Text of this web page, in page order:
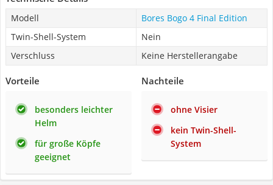
Modell
Bores Bogo 4 Final Edition
Twin-Shell-System
Nein
Verschluss
Keine Herstellerangabe
Vorteile
besonders leichter
Helm
für große Köpfe
geeignet
Nachteile
ohne Visier
kein Twin-Shell-
System